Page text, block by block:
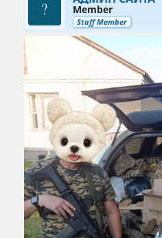
Member
Staff Member